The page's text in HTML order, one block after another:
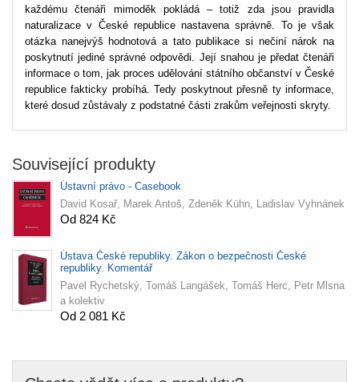
každému čtenáři mimoděk pokládá – totiž zda jsou pravidla
naturalizace v České republice nastavena správně. To je však
otázka nanejvýš hodnotová a tato publikace si nečiní nárok na
poskytnutí jediné správné odpovědi. Její snahou je předat čtenáři
informace o tom, jak proces udělování státního občanství v České
republice fakticky probíhá. Tedy poskytnout přesně ty informace,
které dosud zůstávaly z podstatné části zrakům veřejnosti skryty.
Související produkty
Ústavní právo - Casebook
David Kosař, Marek Antoš, Zdeněk Kühn, Ladislav Vyhnánek
Od 824 Kč
Ústava České republiky. Zákon o bezpečnosti České
republiky. Komentář
Pavel Rychetský, Tomáš Langášek, Tomáš Herc, Petr Mlsna
a kolektiv
Od 2 081 Kč